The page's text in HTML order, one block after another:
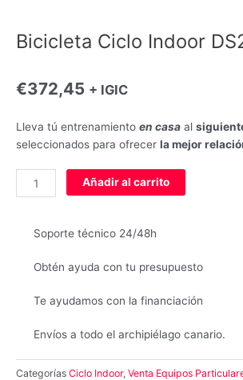
Bicicleta Ciclo Indoor
€372,45 + IGIC
Lleva tú entrenamiento en casa al
seleccionados para ofrecer la mejor
Bicicleta
Ciclo
DS25
Añadir al carrito
Soporte técnico 24/48h
Obtén ayuda con tu presupuesto
Te ayudamos con la financiación
Envíos a todo el archipiélago canario.
Categorías Ciclo Indoor, Venta Equipos